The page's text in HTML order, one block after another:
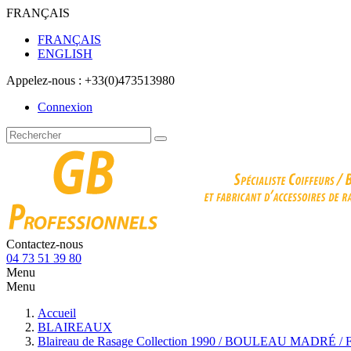
FRANÇAIS
FRANÇAIS
ENGLISH
Appelez-nous : +33(0)473513980
Connexion
Contactez-nous
04 73 51 39 80
Menu
Menu
Accueil
BLAIREAUX
Blaireau de Rasage Collection 1990 / BOULEAU MADRÉ /